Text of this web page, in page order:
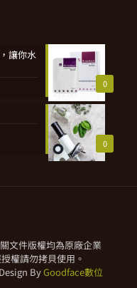
0
讓你水
0
文件版權均為原廠企業
權請勿拷貝使用。
ByGoodface數位